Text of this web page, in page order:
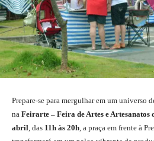
Prepare-se para mergulhar em um universo
na Feirarte – Feira de Artes e Artesanatos
abril , das 11h às 20h , a praça em frente à